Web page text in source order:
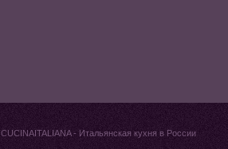
CUCINAITALIANA- Итальянская кухня в России